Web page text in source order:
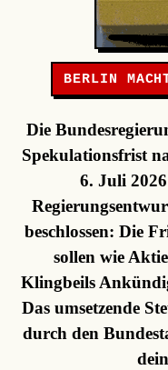
BERLIN
Die
Spekulationsfrist
6. Juli
beschlossen: Die
sollen wie
Klingbeils
Das umsetzende
durch den